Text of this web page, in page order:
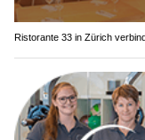
Ristorante 33 in Zürich